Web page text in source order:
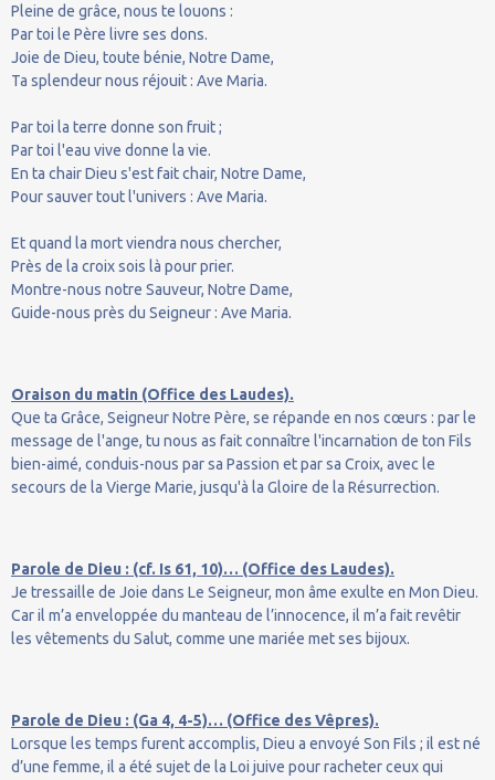
Pleine de grâce, nous te louons :
Par toi le Père livre ses dons.
Joie de Dieu, toute bénie, Notre Dame,
Ta splendeur nous réjouit : Ave Maria.
Par toi la terre donne son fruit ;
Par toi l'eau vive donne la vie.
En ta chair Dieu s'est fait chair, Notre Dame,
Pour sauver tout l'univers : Ave Maria.
Et quand la mort viendra nous chercher,
Près de la croix sois là pour prier.
Montre-nous notre Sauveur, Notre Dame,
Guide-nous près du Seigneur : Ave Maria.
Oraison du matin (Office des Laudes).
Que ta Grâce, Seigneur Notre Père, se répande en nos cœurs : par le
message de l'ange, tu nous as fait connaître l'incarnation de ton Fils
bien-aimé, conduis-nous par sa Passion et par sa Croix, avec le
secours de la Vierge Marie, jusqu'à la Gloire de la Résurrection.
Parole de Dieu : (cf. Is 61, 10)… (Office des Laudes).
Je tressaille de Joie dans Le Seigneur, mon âme exulte en Mon Dieu.
Car il m’a enveloppée du manteau de l’innocence, il m’a fait revêtir
les vêtements du Salut, comme une mariée met ses bijoux.
Parole de Dieu : (Ga 4, 4-5)… (Office des Vêpres).
Lorsque les temps furent accomplis, Dieu a envoyé Son Fils ; il est né
d’une femme, il a été sujet de la Loi juive pour racheter ceux qui